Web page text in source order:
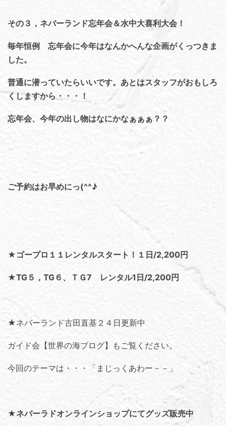
その３，ネバーランド忘年会＆水中大喜利大会！
毎年恒例 忘年会に今年はなんかへんな企画がくっつきま
した。
普通に潜っていたらいいです。あとはスタッフがおもしろ
くしますから・・・！
忘年会、今年の出し物はなにかなぁぁぁ？？
ご予約はお早めにっ(^^♪
★ゴープロ１１レンタルスタート！１日/2,200円
★TG５，TG６、ＴＧ7 レンタル1日/2,200円
★ネバーランド古田直基２４日更新中
ガイド会【世界の海ブログ】 もご覧ください。
今回のテーマは・・・「 まじっくあわー－－ 」
★ネバーラドオンラインショップにてグッズ販売中